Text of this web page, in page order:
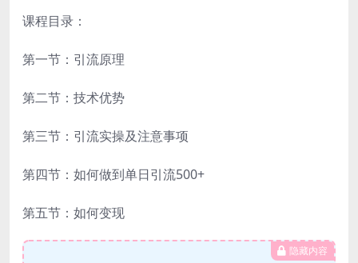
课程目录：
第一节：引流原理
第二节：技术优势
第三节：引流实操及注意事项
第四节：如何做到单日引流500+
第五节：如何变现
隐藏内容